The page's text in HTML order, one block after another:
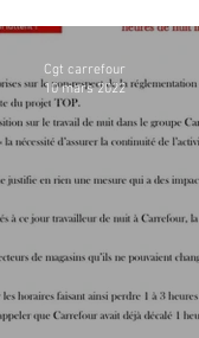
Cgt carrefour
10 mars 2022